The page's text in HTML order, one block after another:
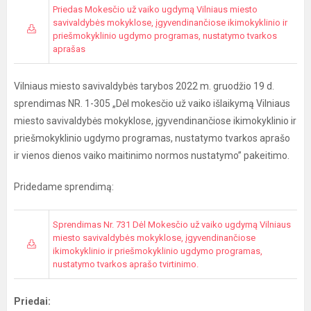
Priedas Mokesčio už vaiko ugdymą Vilniaus miesto
savivaldybės mokyklose, įgyvendinančiose ikimokyklinio ir
priešmokyklinio ugdymo programas, nustatymo tvarkos
aprašas
Vilniaus miesto savivaldybės tarybos 2022 m. gruodžio 19 d.
sprendimas NR. 1-305 „Dėl mokesčio už vaiko išlaikymą Vilniaus
miesto savivaldybės mokyklose, įgyvendinančiose ikimokyklinio ir
priešmokyklinio ugdymo programas, nustatymo tvarkos aprašo
ir vienos dienos vaiko maitinimo normos nustatymo” pakeitimo.
Pridedame sprendimą:
Sprendimas Nr. 731 Dėl Mokesčio už vaiko ugdymą Vilniaus
miesto savivaldybės mokyklose, įgyvendinančiose
ikimokyklinio ir priešmokyklinio ugdymo programas,
nustatymo tvarkos aprašo tvirtinimo.
Priedai: